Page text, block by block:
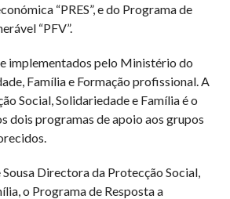
“PRES”, e do Programa de
“PFV”.
implementados pelo Ministério do
Família e Formação profissional. A
Social, Solidariedade e Família é o
dois programas de apoio aos grupos
Directora da Protecção Social,
o Programa de Resposta a